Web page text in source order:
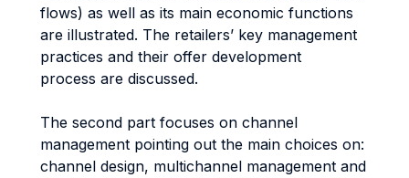
flows) as well as its main economic functions
are illustrated. The retailers’ key management
practices and their offer development
process are discussed.
The second part focuses on channel
management pointing out the main choices on:
channel design, multichannel management and